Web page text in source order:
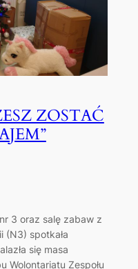
ZOSTAĆ
3 oraz salę zabaw z
(N3) spotkała
się masa
Wolontariatu Zespołu